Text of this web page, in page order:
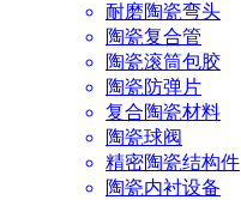
耐磨陶瓷弯头
陶瓷复合管
陶瓷滚筒包胶
陶瓷防弹片
复合陶瓷材料
陶瓷球阀
精密陶瓷结构件
陶瓷内衬设备